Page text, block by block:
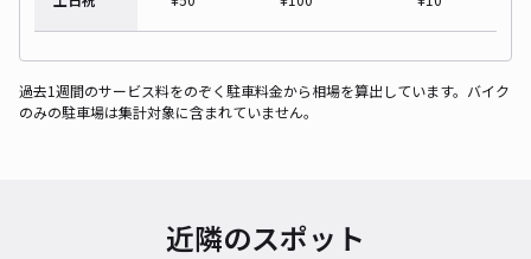
過去1週間のサービス料をのぞく駐車料金から相場を算出しています。バイク
のみの駐車場は集計対象に含まれていません。
近隣のスポット